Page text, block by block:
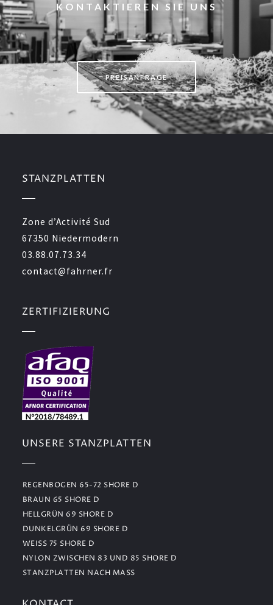
KONTAKTIEREN SIE UNS
PREISANFRAGE
STANZPLATTEN
Zone d’Activité Sud
67350 Niedermodern
03.88.07.73.34
contact@fahrner.fr
ZERTIFIZIERUNG
UNSERE STANZPLATTEN
REGENBOGEN 65-72 SHORE D
BRAUN 65 SHORE D
HELLGRÜN 69 SHORE D
DUNKELGRÜN 69 SHORE D
WEISS 75 SHORE D
NYLON ZWISCHEN 83 UND 85 SHORE D
STANZPLATTEN NACH MASS